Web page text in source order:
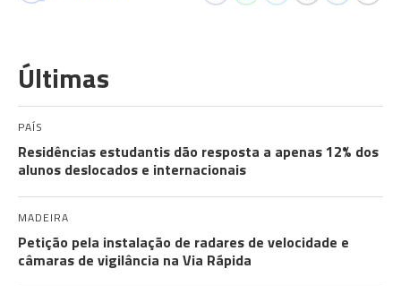
Últimas
PAÍS
Residências estudantis dão resposta a apenas 12% dos
alunos deslocados e internacionais
MADEIRA
Petição pela instalação de radares de velocidade e
câmaras de vigilância na Via Rápida